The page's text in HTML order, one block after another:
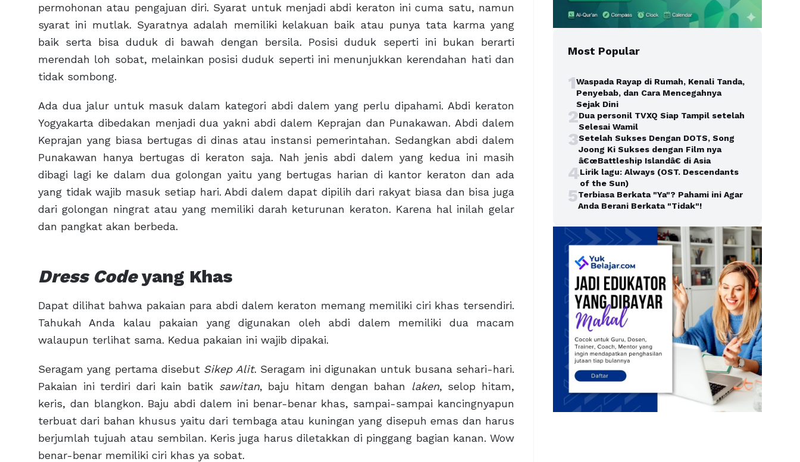
permohonan atau pengajuan diri. Syarat untuk menjadi abdi keraton ini cuma satu, namun
syarat ini mutlak. Syaratnya adalah memiliki kelakuan baik atau punya tata karma yang
baik serta bisa duduk di bawah dengan bersila. Posisi duduk seperti ini bukan berarti
merendah loh sobat, melainkan posisi duduk seperti ini menunjukkan kerendahan hati dan
tidak sombong.
Ada dua jalur untuk masuk dalam kategori abdi dalem yang perlu dipahami. Abdi keraton
Yogyakarta dibedakan menjadi dua yakni abdi dalem Keprajan dan Punakawan. Abdi dalem
Keprajan yang biasa bertugas di dinas atau instansi pemerintahan. Sedangkan abdi dalem
Punakawan hanya bertugas di keraton saja. Nah jenis abdi dalem yang kedua ini masih
dibagi lagi ke dalam dua golongan yaitu yang bertugas harian di kantor keraton dan ada
yang tidak wajib masuk setiap hari. Abdi dalem dapat dipilih dari rakyat biasa dan bisa juga
dari golongan ningrat atau yang memiliki darah keturunan keraton. Karena hal inilah gelar
dan pangkat akan berbeda.
Dress Codeyang Khas
Dapat dilihat bahwa pakaian para abdi dalem keraton memang memiliki ciri khas tersendiri.
Tahukah Anda kalau pakaian yang digunakan oleh abdi dalem memiliki dua macam
walaupun terlihat sama. Kedua pakaian ini wajib dipakai.
Seragam yang pertama disebut Sikep Alit. Seragam ini digunakan untuk busana sehari-hari.
Pakaian ini terdiri dari kain batik sawitan, baju hitam dengan bahan laken, selop hitam,
keris, dan blangkon. Baju abdi dalem ini benar-benar khas, sampai-sampai kancingnyapun
terbuat dari bahan khusus yaitu dari tembaga atau kuningan yang disepuh emas dan harus
berjumlah tujuah atau sembilan. Keris juga harus diletakkan di pinggang bagian kanan. Wow
benar-benar memiliki ciri khas ya sobat.
Most Popular
1Waspada Rayap di Rumah, Kenali Tanda,
Penyebab, dan Cara Mencegahnya
Sejak Dini
2Dua personil TVXQ Siap Tampil setelah
Selesai Wamil
3Setelah Sukses Dengan DOTS, Song
Joong Ki Sukses dengan Film nya
â€œBattleship Islandâ€ di Asia
4Lirik lagu: Always (OST. Descendants
of the Sun)
5Terbiasa Berkata "Ya"? Pahami ini Agar
Anda Berani Berkata "Tidak"!